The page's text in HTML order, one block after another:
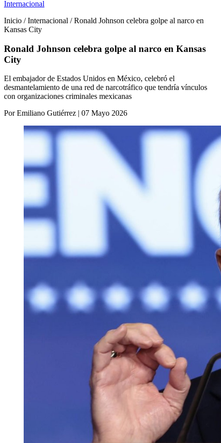
Internacional
Inicio / Internacional / Ronald Johnson celebra golpe al narco en
Kansas City
Ronald Johnson celebra golpe al narco en Kansas
City
El embajador de Estados Unidos en México, celebró el
desmantelamiento de una red de narcotráfico que tendría vínculos
con organizaciones criminales mexicanas
Por Emiliano Gutiérrez | 07 Mayo 2026